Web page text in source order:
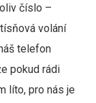
číslo –
volání
telefon
pokud rádi
líto, pro nás je